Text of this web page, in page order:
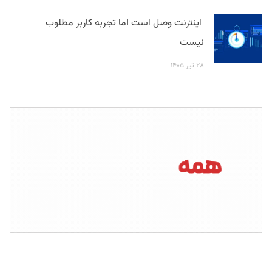
اینترنت وصل است اما تجربه کاربر مطلوب
نیست
۲۸ تیر ۱۴۰۵